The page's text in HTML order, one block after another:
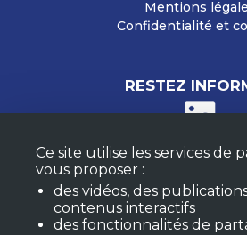
Mentions
Confidentialité et
RESTEZ
M'ABONNER À LA
FAQ
Ce site utilise les services de
vous proposer :
des vidéos, des
contenus interactifs
des fonctionnalités de